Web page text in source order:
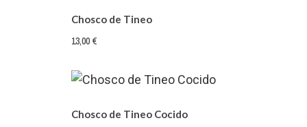
Chosco de Tineo
13,00 €
Chosco de Tineo Cocido